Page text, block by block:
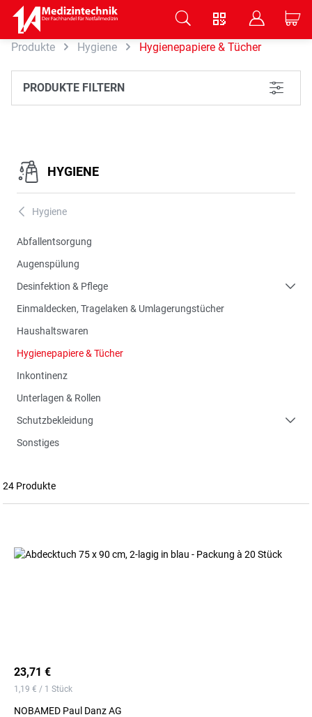
Zum Hauptinhalt springen
V B C
Produkte Hygiene Hygienepapiere & Tücher
PRODUKTE FILTERN L
HYGIENE
A Hygiene
Abfallentsorgung
Augenspülung
Desinfektion & Pflege
Einmaldecken, Tragelaken & Umlagerungstücher
Haushaltswaren
Hygienepapiere & Tücher
Inkontinenz
Unterlagen & Rollen
Schutzbekleidung
Sonstiges
24 Produkte
23,71 €
1,19 € / 1 Stück
NOBAMED Paul Danz AG